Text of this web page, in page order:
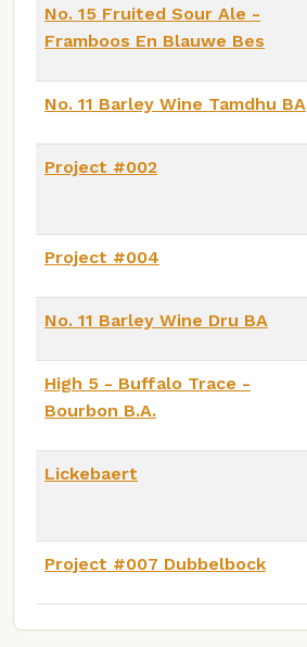
No. 15 Fruited Sour Ale -
Framboos En Blauwe Bes
No. 11 Barley Wine Tamdhu BA
Project #002
Project #004
No. 11 Barley Wine Dru BA
High 5 - Buffalo Trace -
Bourbon B.A.
Lickebaert
Project #007 Dubbelbock